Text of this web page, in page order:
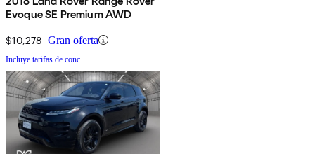
Evoque SE Premium AWD
$10,278 Gran oferta
Incluye tarifas de conc.